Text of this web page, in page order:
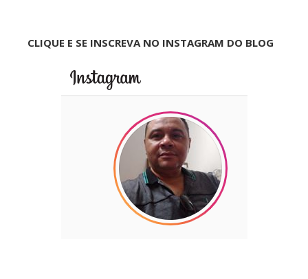
CLIQUE E SE INSCREVA NO INSTAGRAM DO BLOG